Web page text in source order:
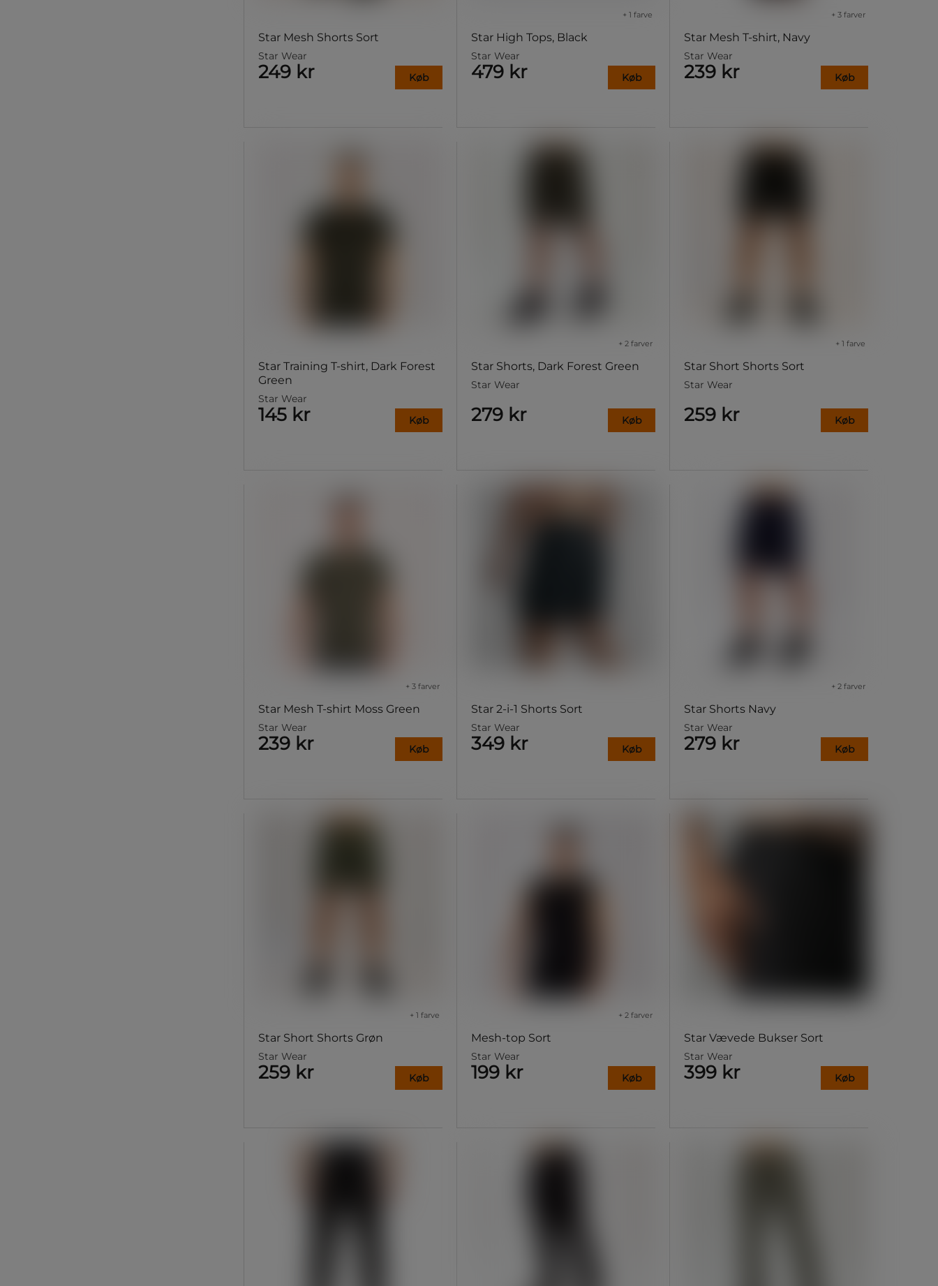
Star Mesh Shorts Sort
Star Wear
249 kr Køb
Star High Tops, Black
+ 1 farve
Star Wear
479 kr Køb
Star Mesh T-shirt, Navy
+ 3 farver
Star Wear
239 kr Køb
Star Training T-shirt, Dark Forest
Green
Star Wear
145 kr Køb
Star Shorts, Dark Forest Green
+ 2 farver
Star Wear
279 kr Køb
Star Short Shorts Sort
+ 1 farve
Star Wear
259 kr Køb
Star Mesh T-shirt Moss Green
+ 3 farver
Star Wear
239 kr Køb
Star 2-i-1 Shorts Sort
Star Wear
349 kr Køb
Star Shorts Navy
+ 2 farver
Star Wear
279 kr Køb
Star Short Shorts Grøn
+ 1 farve
Star Wear
259 kr Køb
Mesh-top Sort
+ 2 farver
Star Wear
199 kr Køb
Star Vævede Bukser Sort
Star Wear
399 kr Køb